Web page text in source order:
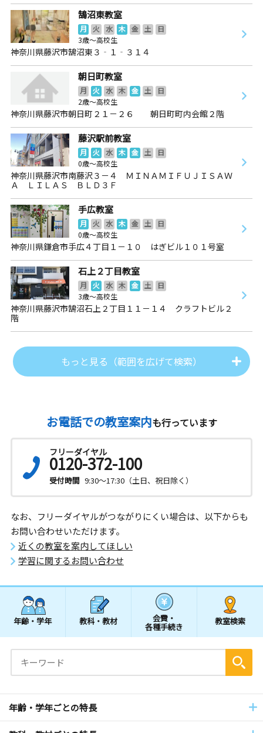
鵠沼東教室
月 火 水 木 金 土
日
3歳～高校生
神奈川県藤沢市鵠沼東３‐１‐３１４
朝日町教室
月 火 水 木 金 土
日
2歳～高校生
神奈川県藤沢市朝日町２１－２６ 朝日町町内会館２階
藤沢駅前教室
月 火 水 木 金 土
日
0歳～高校生
神奈川県藤沢市南藤沢３－４ ＭＩＮＡＭＩＦＵＪＩＳＡＷ
Ａ ＬＩＬＡＳ ＢＬＤ３Ｆ
手広教室
月 火 水 木 金 土
日
0歳～高校生
神奈川県鎌倉市手広４丁目１－１０ はぎビル１０１号室
石上２丁目教室
月 火 水 木 金 土
日
3歳～高校生
神奈川県藤沢市鵠沼石上２丁目１１－１４ クラフトビル２
階
もっと見る（範囲を広げて検索）
お電話での教室案内も行っています
フリーダイヤル
0120-372-100
受付時間 9:30～17:30（土日、祝日除く）
なお、フリーダイヤルがつながりにくい場合は、以下からも
お問い合わせいただけます。
近くの教室を案内してほしい
学習に関するお問い合わせ
年齢・学年 教科・教材 会費・
各種手続き
教室検索
年齢・学年ごとの特長